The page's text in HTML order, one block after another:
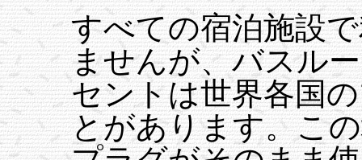
すべての宿泊施設
ませんが、バスル
セントは世界各国
とがあります。こ